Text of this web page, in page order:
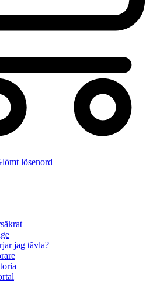
lösenord
jag tävla?